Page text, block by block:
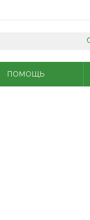
ПОМОЩЬ